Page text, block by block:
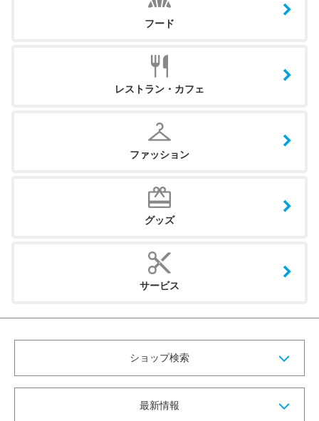
フード
レストラン・カフェ
ファッション
グッズ
サービス
ショップ検索
最新情報